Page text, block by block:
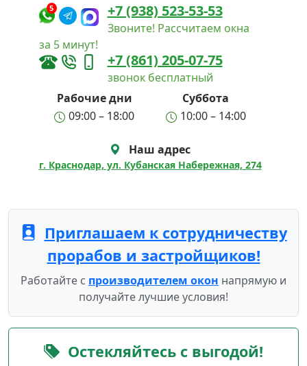
5 +7 (938) 523-53-53
Звоните! Рассчитаем окна
за 5 минут!
+7 (861) 205-07-75
звонок бесплатный
Рабочие дни
Суббота
09:00 – 18:00
10:00 – 14:00
Наш адрес
г. Краснодар, ул. Кубанская Набережная, 274
Приглашаем к сотрудничеству
прорабов и застройщиков!
Работайте с производителем окон напрямую и
получайте лучшие условия!
Остекляйтесь с выгодой!